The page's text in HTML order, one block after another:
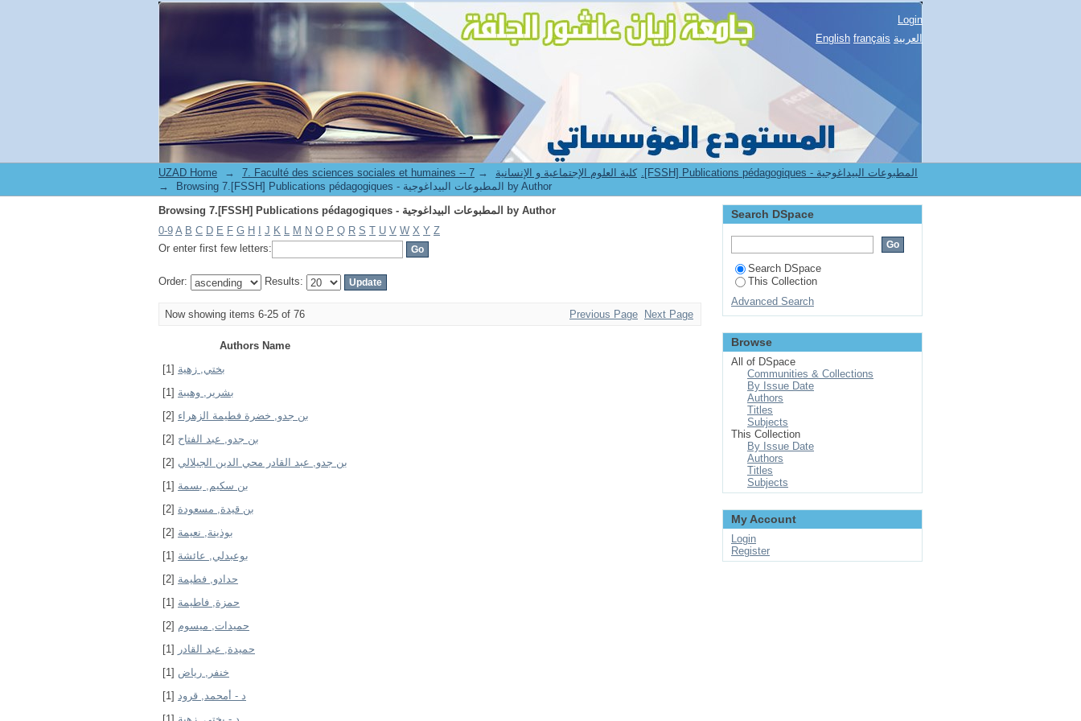
Browsing 7.[FSSH] Publications pédagogiques - المطبوعات البيداغوجية by Author
Login
English français العربية
UZAD Home → 7. Faculté des sciences sociales et humaines -- كلية العلوم الإجتماعية و الإنسانية →
7.[FSSH] Publications pédagogiques - المطبوعات البيداغوجية
→
Browsing 7.[FSSH] Publications pédagogiques - المطبوعات البيداغوجية by Author
Browsing 7.[FSSH] Publications pédagogiques - المطبوعات البيداغوجية by Author
0-9 A B C D E F G H J K L M N O P Q R S T U V W X Y Z
Or enter first few letters:
Order: Results:
Now showing items 6-25 of 76 Previous Page Next Page
Authors Name
بختي, زهية [1]
بشرير, وهيبة [1]
بن جدو, خضرة فطيمة الزهراء [2]
بن جدو, عبد الفتاح [2]
بن جدو, عبد القادر محي الدين الجيلالي [2]
بن سكيم, بسمة [1]
بن قيدة, مسعودة [2]
بوذينة, نعيمة [2]
بوعبدلي, عائشة [1]
حدادو, فطيمة [2]
حمزة, فاطيمة [1]
حميدات, ميسوم [2]
حميدة, عبد القادر
[1]
خنفر, رياض [1]
د - أمحمد, قرود [1]
Search DSpace
Search DSpace
This Collection
Advanced Search
Browse
All of DSpace
Communities & Collections
By Issue Date
Authors
Titles
Subjects
This Collection
By Issue Date
Authors
Titles
Subjects
My Account
Login
Register